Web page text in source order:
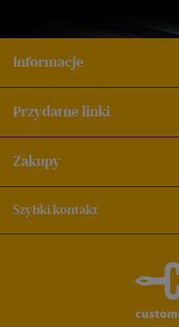
Informacje
Przydatne linki
Zakupy
Szybki kontakt